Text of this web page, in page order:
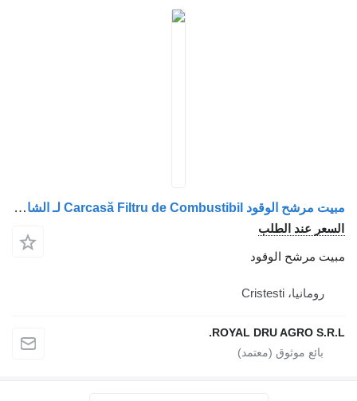
مبيت مرشح الوقود Carcasă Filtru de Combustibil لـ الشاحنات Volvo (Coduri: 21041291, 21032638, 21870641)
عند الطلب
مرشح الوقود
رومانيا، Cristesti
ROYAL DRU AGRO